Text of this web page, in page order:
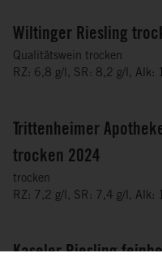
Wiltinger Riesling
Qualitätswein trocken
RZ: 6,8 g/l, SR: 8,2 g/l, Alk:
Trittenheimer
trocken 2024
trocken
RZ: 7,2 g/l, SR: 7,4 g/l, Alk:
Kaseler Riesling